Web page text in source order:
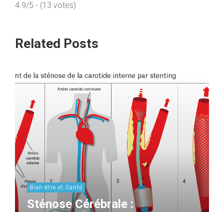
4.9/5 - (13 votes)
Related Posts
Bien-être et Santé
Sténose Cérébrale :